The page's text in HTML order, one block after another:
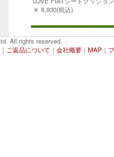
￥ 6,930(税込)
All rights reserved.
｜ ご返品について ｜ 会社概要 ｜ MAP ｜